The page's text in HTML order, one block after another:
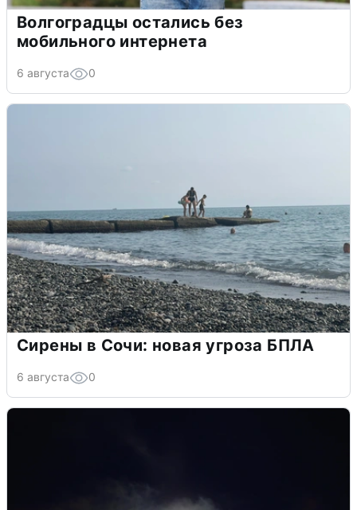
Волгоградцы остались без
мобильного интернета
6 августа 0
Сирены в Сочи: новая угроза БПЛА
6 августа 0